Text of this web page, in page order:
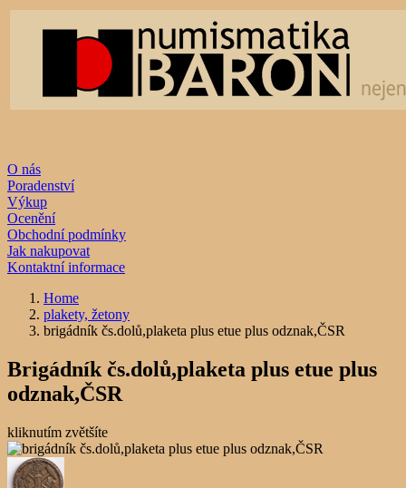
O nás
Poradenství
Výkup
Ocenění
Obchodní podmínky
Jak nakupovat
Kontaktní informace
Home
plakety, žetony
brigádník čs.dolů,plaketa plus etue plus odznak,ČSR
Brigádník čs.dolů,plaketa plus etue plus
odznak,ČSR
kliknutím zvětšíte